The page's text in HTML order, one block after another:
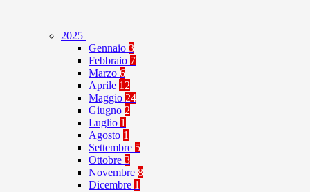
2025
Gennaio 3
Febbraio 7
Marzo 6
Aprile 12
Maggio 24
Giugno 2
Luglio 1
Agosto 1
Settembre 5
Ottobre 3
Novembre 8
Dicembre 1